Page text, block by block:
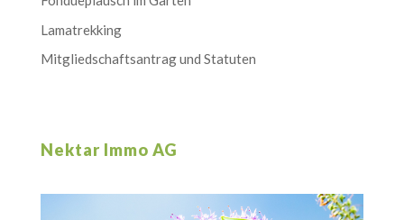
Lamatrekking
Mitgliedschaftsantrag und Statuten
Nektar Immo AG